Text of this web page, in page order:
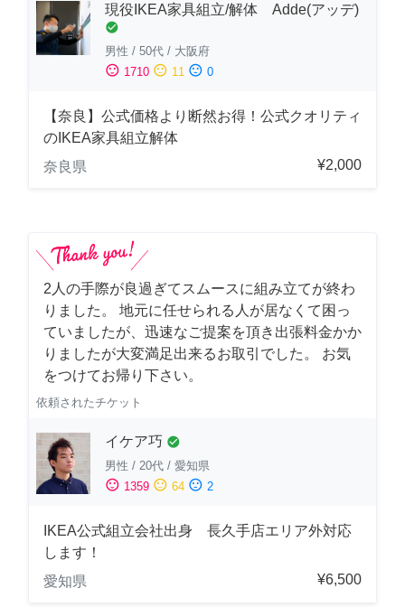
現役IKEA家具組立/解体 Adde(アッデ)
check_circle
男性 / 50代 / 大阪府
sentiment_satisfied 1710 sentiment_neutral 11 sentiment_dissatisfied 0
【奈良】公式価格より断然お得！公式クオリティ
のIKEA家具組立解体
奈良県
¥2,000
2人の手際が良過ぎてスムースに組み立てが終わ
りました。 地元に任せられる人が居なくて困っ
ていましたが、迅速なご提案を頂き出張料金かか
りましたが大変満足出来るお取引でした。 お気
をつけてお帰り下さい。
依頼されたチケット
イケア巧 check_circle
男性 / 20代 / 愛知県
sentiment_satisfied 1359 sentiment_neutral 64 sentiment_dissatisfied 2
IKEA公式組立会社出身 長久手店エリア外対応
します！
愛知県
¥6,500